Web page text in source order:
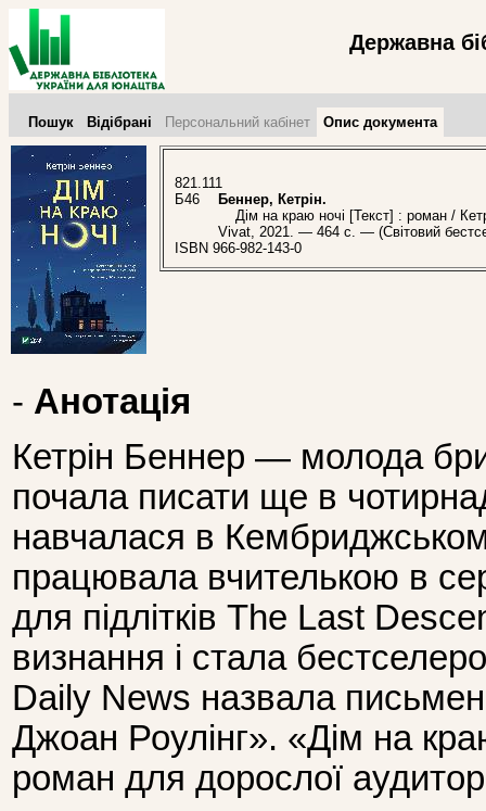
Державна
Пошук Відібрані Персональний кабінет Опис документа
821.111
Б46
Беннер, Кетрін.
Дім на краю ночі [Текст] : роман /
Vivat, 2021. — 464 с. — (Світовий
ISBN 966-982-143-0
- Анотація
Кетрін Беннер — молода
почала писати ще в
навчалася в
працювала вчителькою в
для підлітків The Last
визнання і стала
Daily News назвала
Джоан Роулінг». «Дім на
роман для дорослої